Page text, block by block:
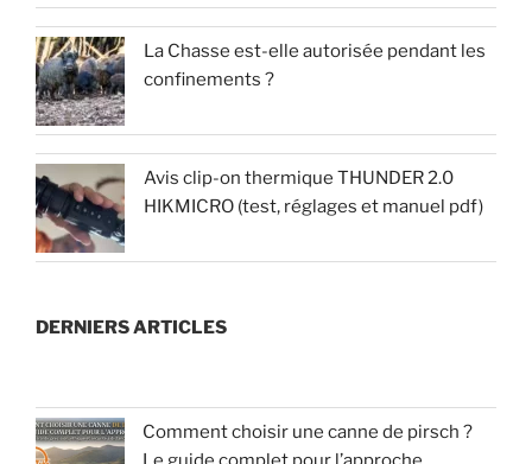
La Chasse est-elle autorisée pendant les
confinements ?
Avis clip-on thermique THUNDER 2.0
HIKMICRO (test, réglages et manuel pdf)
DERNIERS ARTICLES
Comment choisir une canne de pirsch ?